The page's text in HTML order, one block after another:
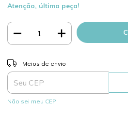
Atenção, última peça!
Entregas para o CEP:
Meios de envio
Não sei meu CEP